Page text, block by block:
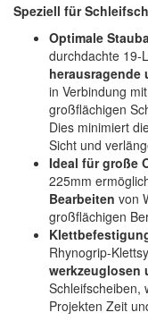
Wibeco
ZVG
Speziell für
Optimale
durchdachte 19-
herausragende
in Verbindung
großflächigen
Dies minimiert
Sicht und
Ideal für große
225mm
Bearbeiten von
großflächigen
Rhynogrip-
werkzeuglosen
Schleifscheiben,
Projekten Zeit